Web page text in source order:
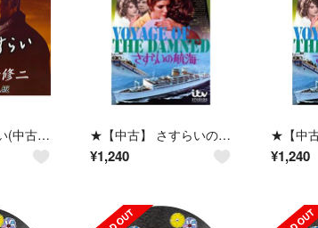
旅・・・さすらい(中古品) ★【中古】 さすらいの航海 [レンタル落ち] [DVD]
¥1,240 ¥1,240